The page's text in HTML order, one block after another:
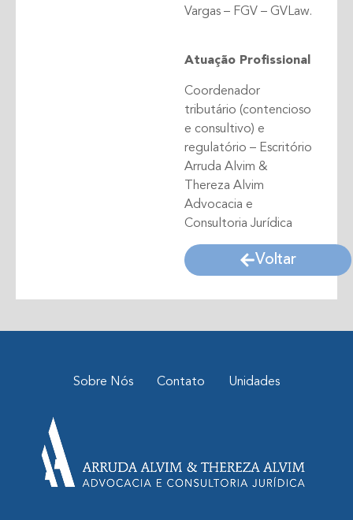
Vargas – FGV – GVLaw.
Atuação Profissional
Coordenador
tributário (contencioso
e consultivo) e
regulatório – Escritório
Arruda Alvim &
Thereza Alvim
Advocacia e
Consultoria Jurídica
Voltar
Sobre Nós Contato Unidades